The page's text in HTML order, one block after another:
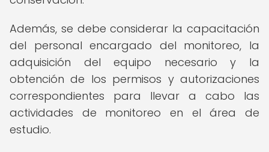
Además, se debe considerar la capacitación
del personal encargado del monitoreo, la
adquisición del equipo necesario y la
obtención de los permisos y autorizaciones
correspondientes para llevar a cabo las
actividades de monitoreo en el área de
estudio.